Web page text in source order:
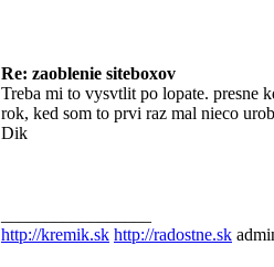
Re: zaoblenie siteboxov
Treba mi to vysvtlit po lopate. presne
rok, ked som to prvi raz mal nieco
Dik
http://kremik.sk http://radostne.sk